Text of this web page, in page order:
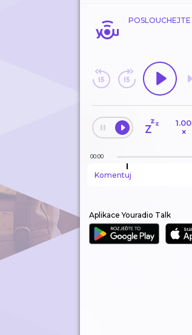
POSLOUCHEJTE
1.00
×
00:00
Komentuj
Aplikace Youradio Talk